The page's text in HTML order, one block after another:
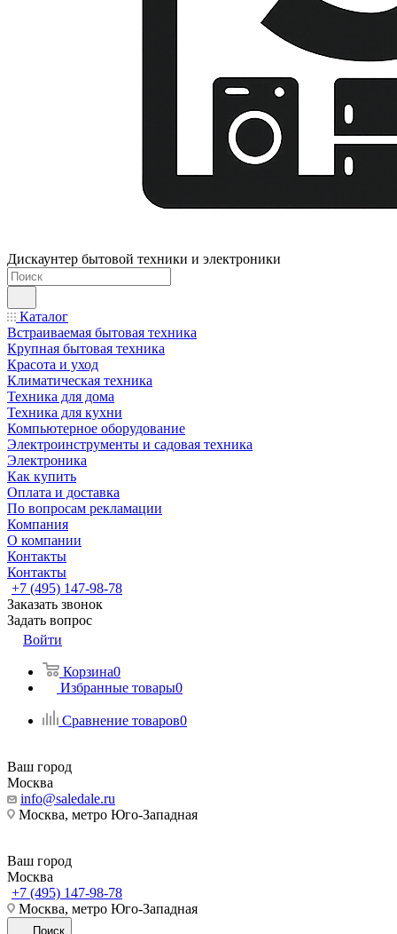
Дискаунтер бытовой техники и электроники
Каталог
Встраиваемая бытовая техника
Крупная бытовая техника
Красота и уход
Климатическая техника
Техника для дома
Техника для кухни
Компьютерное оборудование
Электроинструменты и садовая техника
Электроника
Как купить
Оплата и доставка
По вопросам рекламации
Компания
О компании
Контакты
Контакты
+7 (495) 147-98-78
Заказать звонок
Задать вопрос
Войти
Корзина0
Избранные товары0
Сравнение товаров0
Ваш город
Москва
info@saledale.ru
Москва, метро Юго-Западная
Ваш город
Москва
+7 (495) 147-98-78
Москва, метро Юго-Западная
Поиск